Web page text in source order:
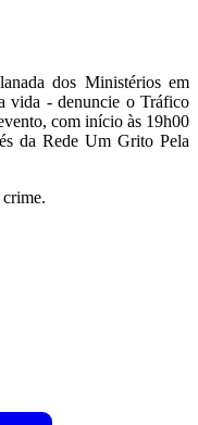
dos Ministérios em
vida - denuncie o Tráfico
com início às 19h00
da Rede Um Grito Pela